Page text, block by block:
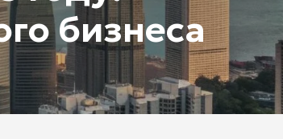
бизнеса